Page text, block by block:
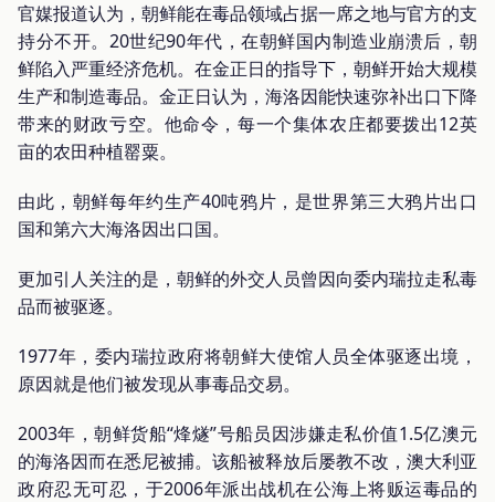
官媒报道认为，朝鲜能在毒品领域占据一席之地与官方的支
持分不开。20世纪90年代，在朝鲜国内制造业崩溃后，朝
鲜陷入严重经济危机。在金正日的指导下，朝鲜开始大规模
生产和制造毒品。金正日认为，海洛因能快速弥补出口下降
带来的财政亏空。他命令，每一个集体农庄都要拨出12英
亩的农田种植罂粟。
由此，朝鲜每年约生产40吨鸦片，是世界第三大鸦片出口
国和第六大海洛因出口国。
更加引人关注的是，朝鲜的外交人员曾因向委内瑞拉走私毒
品而被驱逐。
1977年，委内瑞拉政府将朝鲜大使馆人员全体驱逐出境，
原因就是他们被发现从事毒品交易。
2003年，朝鲜货船“烽燧”号船员因涉嫌走私价值1.5亿澳元
的海洛因而在悉尼被捕。该船被释放后屡教不改，澳大利亚
政府忍无可忍，于2006年派出战机在公海上将贩运毒品的